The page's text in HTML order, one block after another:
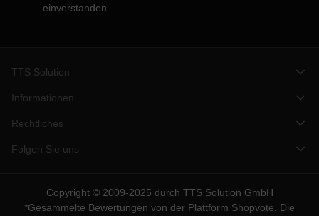
einverstanden.
TTS Solution
Informationen
Rechtliches
Folgen Sie uns
Copyright © 2009-2025 durch TTS Solution GmbH
*Gesammelte Bewertungen von der Plattform Shopvote. Die